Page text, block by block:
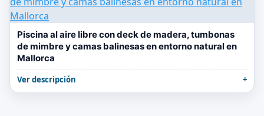
Piscina al aire libre con deck de madera, tumbonas
de mimbre y camas balinesas en entorno natural en
Mallorca
Ver descripción